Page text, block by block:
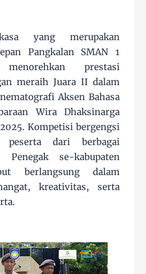
yang merupakan
Pangkalan SMAN 1
prestasi
meraih Juara II dalam
Aksen Bahasa
Wira Dhaksinarga
Kompetisi bergengsi
dari berbagai
Penegak se-kabupaten
berlangsung dalam
kreativitas, serta